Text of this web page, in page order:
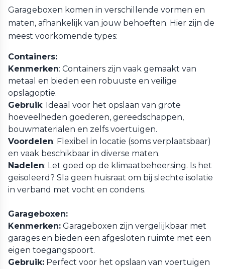
Garageboxen komen in verschillende vormen en
maten, afhankelijk van jouw behoeften. Hier zijn de
meest voorkomende types:
Containers:
Kenmerken: Containers zijn vaak gemaakt van
metaal en bieden een robuuste en veilige
opslagoptie.
Gebruik: Ideaal voor het opslaan van grote
hoeveelheden goederen, gereedschappen,
bouwmaterialen en zelfs voertuigen.
Voordelen: Flexibel in locatie (soms verplaatsbaar)
en vaak beschikbaar in diverse maten.
Nadelen: Let goed op de klimaatbeheersing. Is het
geisoleerd? Sla geen huisraat om bij slechte isolatie
in verband met vocht en condens.
Garageboxen:
Kenmerken: Garageboxen zijn vergelijkbaar met
garages en bieden een afgesloten ruimte met een
eigen toegangspoort.
Gebruik: Perfect voor het opslaan van voertuigen